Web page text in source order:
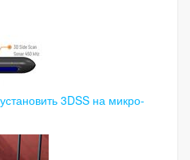
3DSS на микро-